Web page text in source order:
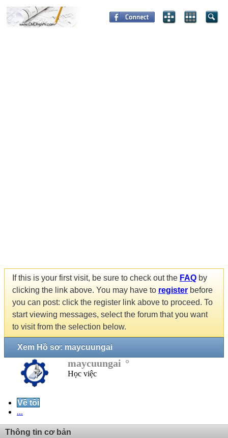
If this is your first visit, be sure to check out the FAQ by
clicking the link above. You may have to register before
you can post: click the register link above to proceed. To
start viewing messages, select the forum that you want
to visit from the selection below.
Xem Hồ sơ: maycuungai
maycuungai
Học việc
Về tôi
...
Thông tin cơ bản